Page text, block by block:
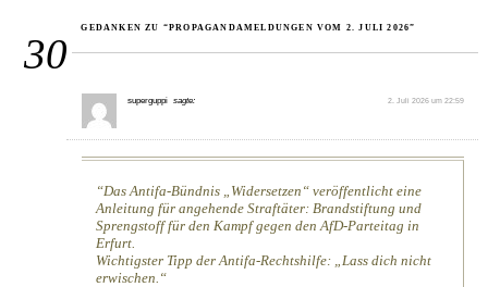
30
GEDANKEN ZU “PROPAGANDAMELDUNGEN VOM 2. JULI 2026”
superguppi sagte: 2. Juli 2026 um 22:59
Das Antifa-Bündnis „Widersetzen“ veröffentlicht eine
Anleitung für angehende Straftäter: Brandstiftung und
Sprengstoff für den Kampf gegen den AfD-Parteitag in
Erfurt.
Wichtigster Tipp der Antifa-Rechtshilfe: „Lass dich nicht
erwischen.“